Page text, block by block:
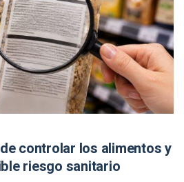
controlar los alimentos y
riesgo sanitario